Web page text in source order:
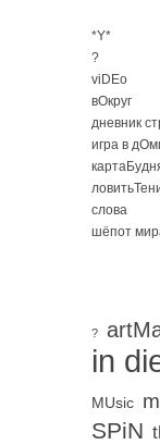
*Y*
?
viDEo
вОкруг
дневник
игра в
слова
шёпот
?
in
MUsic
SPiN